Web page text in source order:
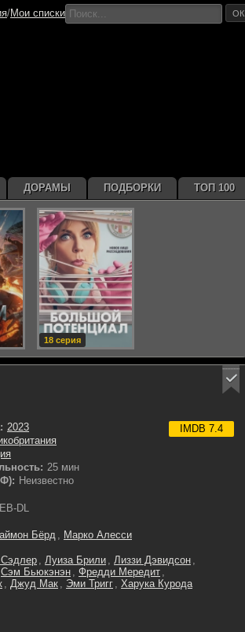
IMDB 7.4
2023
25 мин
Неизвестно
DL
Бёрд , Марко Алесси
Сэдлер, Луиза Брили , Лиззи Дэвидсон ,
Сэм Бьюкэнэн , Фредди Мередит ,
, Джуд Мак , Эми Тригг , Харука Курода
ДОРАМЫ ПОДБОРКИ ТОП 100
18 серия
/Мои списки ОК